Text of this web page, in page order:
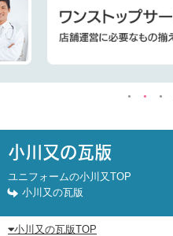
小川又の瓦版
ユニフォームの小川又TOP
小川又の瓦版
小川又の瓦版TOP